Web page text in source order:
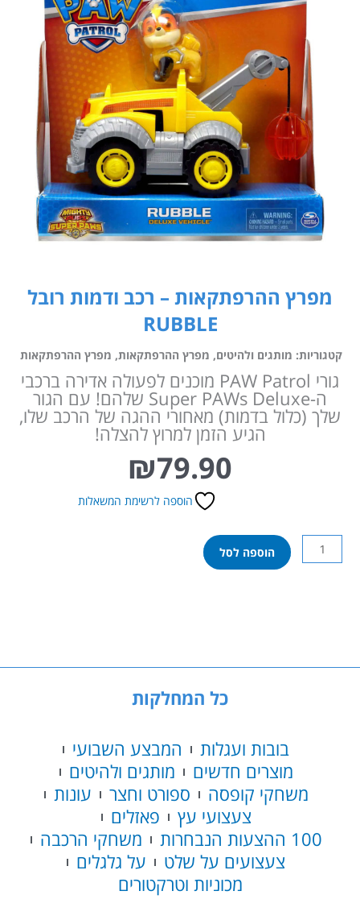
מפרץ ההרפתקאות – רכב ודמות רובל
RUBBLE
קטגוריות: מותגים ולהיטים, מפרץ ההרפתקאות, מפרץ ההרפתקאות
גורי PAW Patrol מוכנים לפעולה אדירה ברכבי
ה-Super PAWs Deluxe שלהם! עם הגור
שלך (כלול בדמות) מאחורי ההגה של הרכב שלו,
הגיע הזמן למרוץ להצלה!
₪79.90
הוספה לרשימת המשאלות
כמות
של
רובל
הוספה לסל
כל המחלקות
בובות ועגלות
המבצע השבועי
מוצרים חדשים
מותגים ולהיטים
משחקי קופסה
ספורט וחצר
עונות
צעצועי עץ
פאזלים
100 ההצעות הנבחרות
משחקי הרכבה
צעצועים על שלט
על גלגלים
מכוניות וטרקטורים